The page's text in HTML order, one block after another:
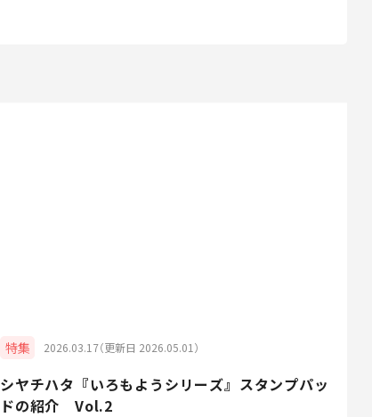
特集 2026.03.17（更新日 2026.05.01）
シヤチハタ『いろもようシリーズ』スタンプパッ
ドの紹介 Vol.2